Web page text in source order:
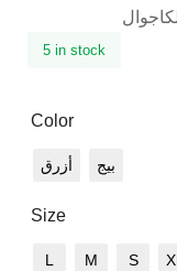
5 in stock
Color
أزرق بيج
Size
L M S